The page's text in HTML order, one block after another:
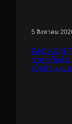
5 สิงหาคม
GAC AION
ราคาเริ่มต้
เปิดตัว และ